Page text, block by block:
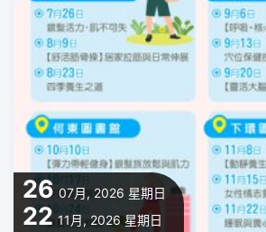
26 07月, 2026 星期日
22 11月, 2026 星期日